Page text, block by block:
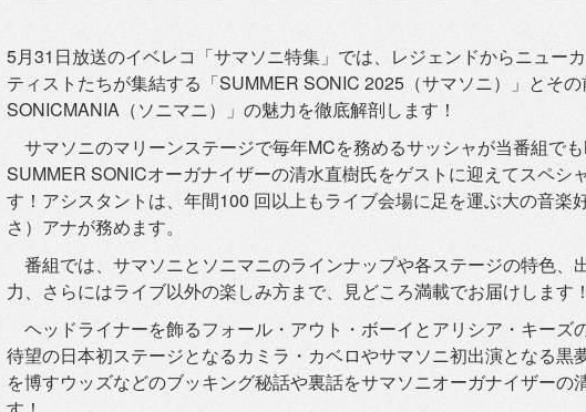
5月31日放送のイベレコ「サマソニ特集」では、 レジェンドからニュー
ティストたちが集結する「SUMMER SONIC 2025（サマソニ）」とそ
SONICMANIA（ソニマニ）」の魅力を徹底解剖します！
サマソニのマリーンステージで毎年MCを務めるサッシャが当番組で
SUMMER SONICオーガナイザーの清水直樹氏をゲストに迎えてスペシ
す！アシスタントは、年間100 回以上もライブ会場に足を運ぶ大の音楽
さ） アナが務めます。
番組では、 サマソニとソニマニのラインナップや各ステージの特色、
力、さらにはライブ以外の楽しみ方まで、
見どころ満載でお届けします！
ヘッドライナーを飾るフォール・アウト・ボーイとアリシア・ キーズ
待望の日本初ステージとなるカミラ・ カベロやサマソニ初出演となる黒夢
を博すウッズなどのブッキング秘話や裏話をサマソニオーガナイザーの